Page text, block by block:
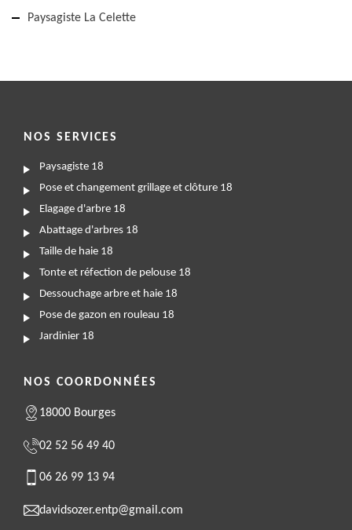
Paysagiste La Celette
NOS SERVICES
Paysagiste 18
Pose et changement grillage et clôture 18
Elagage d'arbre 18
Abattage d'arbres 18
Taille de haie 18
Tonte et réfection de pelouse 18
Dessouchage arbre et haie 18
Pose de gazon en rouleau 18
Jardinier 18
NOS COORDONNÉES
18000 Bourges
02 52 56 49 40
06 26 99 13 94
davidsozer.entp@gmail.com